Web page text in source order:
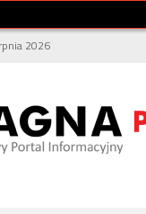
2026